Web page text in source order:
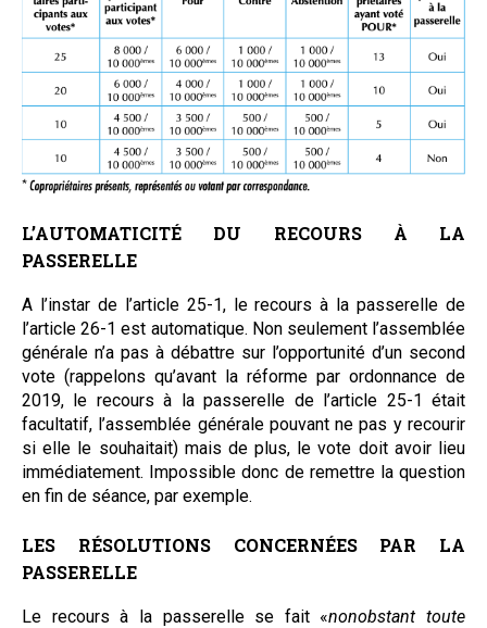
L’AUTOMATICITÉ DU RECOURS À LA
PASSERELLE
A l’instar de l’article 25-1, le recours à la passerelle de
l’article 26-1 est automatique. Non seulement l’assemblée
générale n’a pas à débattre sur l’opportunité d’un second
vote (rappelons qu’avant la réforme par ordonnance de
2019, le recours à la passerelle de l’article 25-1 était
facultatif, l’assemblée générale pouvant ne pas y recourir
si elle le souhaitait) mais de plus, le vote doit avoir lieu
immédiatement. Impossible donc de remettre la question
en fin de séance, par exemple.
LES RÉSOLUTIONS CONCERNÉES PAR LA
PASSERELLE
Le recours à la passerelle se fait «nonobstant toute